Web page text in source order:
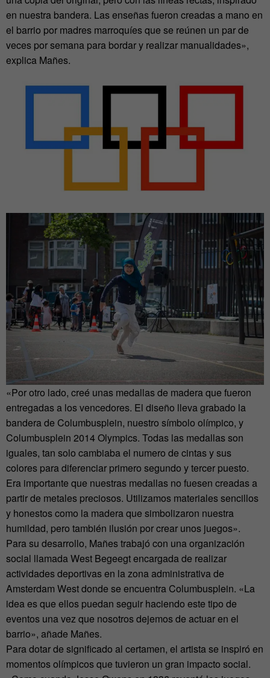
en nuestra bandera. Las enseñas fueron creadas a mano en
el barrio por madres marroquíes que se reúnen un par de
veces por semana para bordar y realizar manualidades»,
explica Mañes.
«Por otro lado, creé unas medallas de madera que fueron
entregadas a los vencedores. El diseño lleva grabado la
bandera de Columbusplein, nuestro símbolo olímpico, y
Columbusplein 2014 Olympics. Todas las medallas son
iguales, tan solo cambiaba el numero de cintas y sus
colores para diferenciar primero segundo y tercer puesto.
Era importante que nuestras medallas no fuesen creadas a
partir de metales preciosos. Utilizamos materiales sencillos
y honestos como la madera que simbolizaron nuestra
humildad, pero también ilusión por crear unos juegos».
Para su desarrollo, Mañes trabajó con una organización
social llamada West Begeegt encargada de realizar
actividades deportivas en la zona administrativa de
Amsterdam West donde se encuentra Columbusplein. «La
idea es que ellos puedan seguir haciendo este tipo de
eventos una vez que nosotros dejemos de actuar en el
barrio», añade Mañes.
Para dotar de significado al certamen, el artista se inspiró en
momentos olímpicos que tuvieron un gran impacto social.